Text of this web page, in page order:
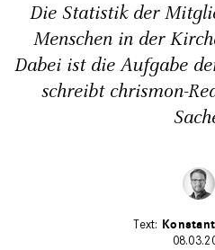
Die Statistik der
Menschen in der
Dabei ist die Aufgabe
schreibt chrismon-